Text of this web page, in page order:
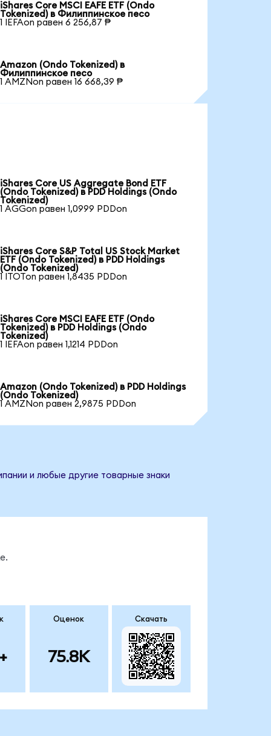
iShares Core MSCI EAFE ETF (Ondo
Tokenized) в Филиппинское песо
1 IEFAon равен 6 256,87 ₱
Amazon (Ondo Tokenized) в
Филиппинское песо
1 AMZNon равен 16 668,39 ₱
iShares Core US Aggregate Bond ETF
(Ondo Tokenized) в PDD Holdings (Ondo
Tokenized)
1 AGGon равен 1,0999 PDDon
iShares Core S&P Total US Stock Market
ETF (Ondo Tokenized) в PDD Holdings
(Ondo Tokenized)
1 ITOTon равен 1,8435 PDDon
iShares Core MSCI EAFE ETF (Ondo
Tokenized) в PDD Holdings (Ondo
Tokenized)
1 IEFAon равен 1,1214 PDDon
Amazon (Ondo Tokenized) в PDD Holdings
(Ondo Tokenized)
1 AMZNon равен 2,9875 PDDon
и любые другие товарные знаки
Оценок
75.8K
Скачать